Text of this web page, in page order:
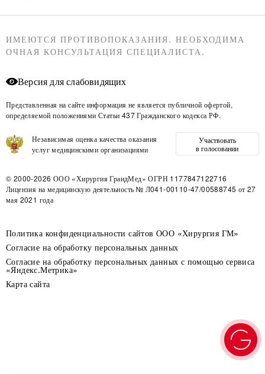
ИМЕЮТСЯ ПРОТИВОПОКАЗАНИЯ. НЕОБХОДИМА
ОЧНАЯ КОНСУЛЬТАЦИЯ СПЕЦИАЛИСТА.
Версия для слабовидящих
Представленная на сайте информация не является публичной офертой,
определяемой положениями Статьи 437 Гражданского кодекса РФ.
Независимая оценка качества оказания
услуг медицинскими организациями
Участвовать
в голосовании
© 2000-2026 ООО «Хирургия ГрандМед» ОГРН 1177847122716
Лицензия на медицинскую деятельность № Л041-00110-47/00588745 от 27
мая 2021 года
Политика конфиденциальности сайтов ООО «Хирургия ГМ»
Согласие на обработку персональных данных
Согласие на обработку персональных данных с помощью сервиса
«Яндекс.Метрика»
Карта сайта